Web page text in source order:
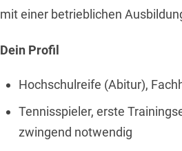
mit einer betrieblichen
Dein Profil
Hochschulreife (Abitur),
Tennisspieler, erste
zwingend notwendig